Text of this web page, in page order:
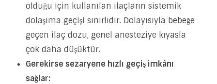
olduğu için kullanılan ilaçların sistemik
dolaşıma geçişi sınırlıdır. Dolayısıyla bebeğe
geçen ilaç dozu, genel anesteziye kıyasla
çok daha düşüktür.
Gerekirse sezaryene hızlı geçiş imkânı
sağlar: